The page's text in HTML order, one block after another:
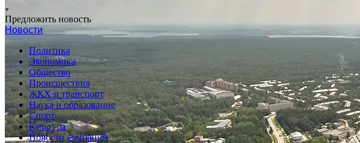
Предложить новость
Новости
Политика
Экономика
Общество
Происшествия
ЖКХ и транспорт
Наука и образование
Спорт
Культура
Новости компаний